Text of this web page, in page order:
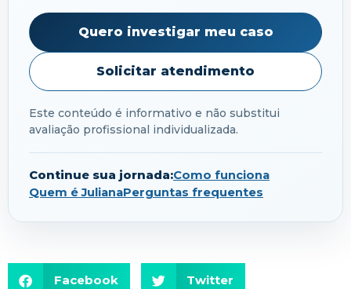
Quero investigar meu caso
Solicitar atendimento
Este conteúdo é informativo e não substitui
avaliação profissional individualizada.
Continue sua jornada:Como funciona
Quem é JulianaPerguntas frequentes
Facebook Twitter